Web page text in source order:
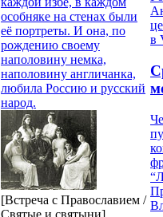
особняке на стенах были
её портреты. И она, по
рождению своему
наполовину немка,
наполовину англичанка,
любила Россию и русский
народ.
[Встреча с Православием /
Святые и святыни]
в